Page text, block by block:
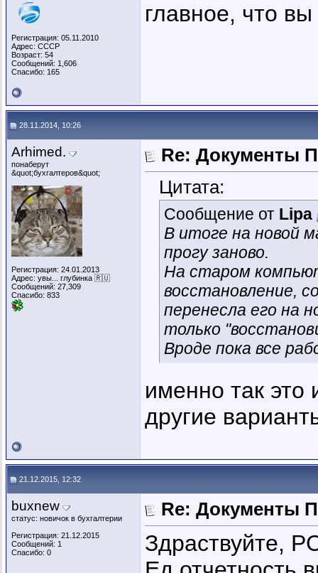
Регистрация: 05.11.2010
Адрес: СССР
Возраст: 54
Сообщений: 1,606
Спасибо: 165
главное, что
28.11.2014, 10:26
Arhimed.
понаберут
&quot;бухгалтеров&quot;
Регистрация: 24.01.2013
Адрес: увы... глубинка 🇷🇺
Сообщений: 27,309
Спасибо: 833
Re: Документы
Цитата:
Сообщение от Lipa
В итоге на новой
прогу заново.
На старом
восстановление,
перенесла его на
только
Вроде пока все
именно так это
другие
21.12.2015, 12:32
buxnew
статус: новичок в бухгалтерии
Регистрация: 21.12.2015
Сообщений: 1
Спасибо: 0
Re: Документы
Здраствуйте,